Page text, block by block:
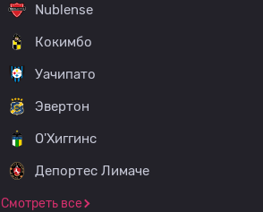
Nublense
Кокимбо
Уачипато
Эвертон
О'Хиггинс
Депортес Лимаче
Смотреть все